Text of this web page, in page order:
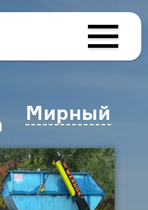
Мирный